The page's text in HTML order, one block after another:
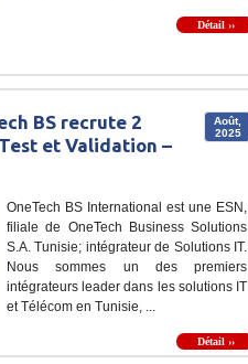
Détail ››
Août,
2025
BS recrute 2
et Validation –
OneTech BS International est une ESN,
filiale de OneTech Business Solutions
S.A. Tunisie; intégrateur de Solutions IT.
Nous sommes un des premiers
intégrateurs leader dans les solutions IT
et Télécom en Tunisie, ...
Détail ››